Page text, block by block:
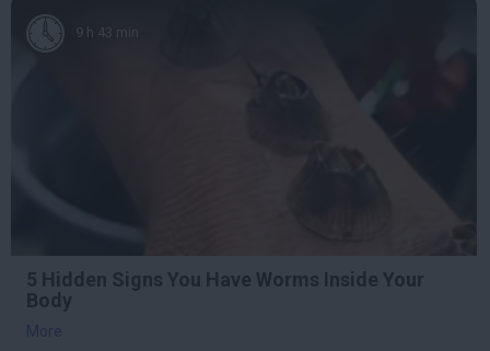
9 h 43 min
5 Hidden Signs You Have Worms Inside Your
Body
More